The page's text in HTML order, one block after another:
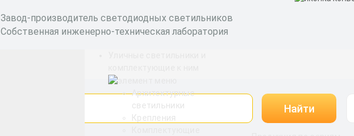
Завод-производитель светодиодных светильников
Собственная инженерно-техническая лаборатория
Архитектурные
светильники
Крепления
Найти